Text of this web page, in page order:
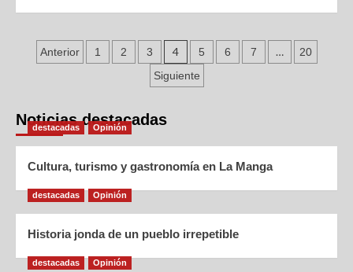
Anterior 1 2 3 4 5 6 7 …
20
Siguiente
Noticias destacadas
destacadas Opinión
Cultura, turismo y gastronomía en La Manga
destacadas Opinión
Historia jonda de un pueblo irrepetible
destacadas Opinión